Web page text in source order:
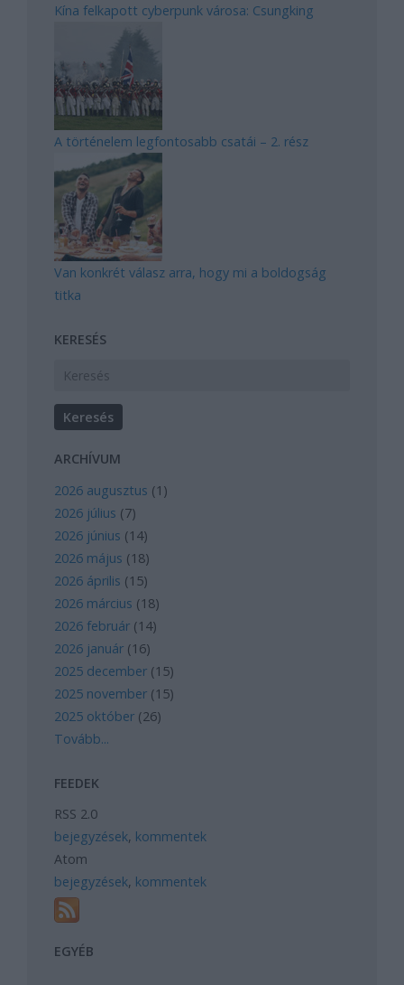
Kína felkapott cyberpunk városa: Csungking
A történelem legfontosabb csatái – 2. rész
Van konkrét válasz arra, hogy mi a boldogság
titka
KERESÉS
ARCHÍVUM
2026 augusztus (1 )
2026 július (7)
2026 június (14)
2026 május (18)
2026 április (15)
2026 március (18)
2026 február (14)
2026 január (16)
2025 december (15)
2025 november (15)
2025 október (26)
Tovább...
FEEDEK
RSS 2.0
bejegyzések, kommentek
Atom
bejegyzések, kommentek
EGYÉB